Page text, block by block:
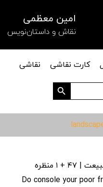
امین معظمی
نقاش و داستان‌نویس
کارت نقاشی
نقاشی
+ ۱ منظره
Do console your poor